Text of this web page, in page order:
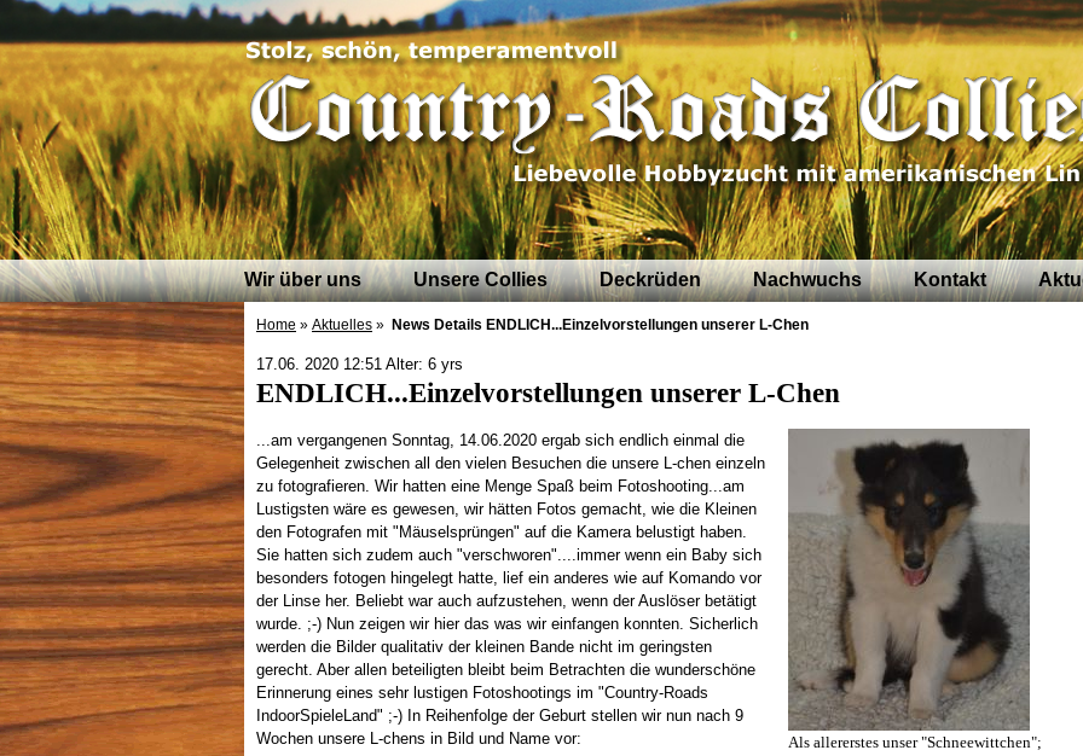
Wir über uns Unsere Collies Deckrüden Nachwuchs Kontakt
Home » Aktuelles » News Details ENDLICH...Einzelvorstellungen unserer L-Chen
17.06. 2020 12:51 Alter: 6 yrs
ENDLICH...Einzelvorstellungen unserer L-Chen
Als allererstes unser "Schneewittchen";
...am vergangenen Sonntag, 14.06.2020 ergab sich endlich einmal die
Gelegenheit zwischen all den vielen Besuchen die unsere L-chen einzeln
zu fotografieren. Wir hatten eine Menge Spaß beim Fotoshooting...am
Lustigsten wäre es gewesen, wir hätten Fotos gemacht, wie die Kleinen
den Fotografen mit "Mäuselsprüngen" auf die Kamera belustigt haben.
Sie hatten sich zudem auch "verschworen"....immer wenn ein Baby sich
besonders fotogen hingelegt hatte, lief ein anderes wie auf Komando vor
der Linse her. Beliebt war auch aufzustehen, wenn der Auslöser betätigt
wurde. ;-) Nun zeigen wir hier das was wir einfangen konnten. Sicherlich
werden die Bilder qualitativ der kleinen Bande nicht im geringsten
gerecht. Aber allen beteiligten bleibt beim Betrachten die wunderschöne
Erinnerung eines sehr lustigen Fotoshootings im "Country-Roads
IndoorSpieleLand" ;-) In Reihenfolge der Geburt stellen wir nun nach 9
Wochen unsere L-chens in Bild und Name vor: